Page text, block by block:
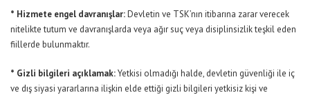
* Hizmete engel davranışlar:Devletin ve TSK’nın itibarına zarar verecek
nitelikte tutum ve davranışlarda veya ağır suç veya disiplinsizlik teşkil eden
fiillerde bulunmaktır.
* Gizli bilgileri açıklamak:Yetkisi olmadığı halde, devletin güvenliği ile iç
ve dış siyasi yararlarına ilişkin elde ettiği gizli bilgileri yetkisiz kişi ve